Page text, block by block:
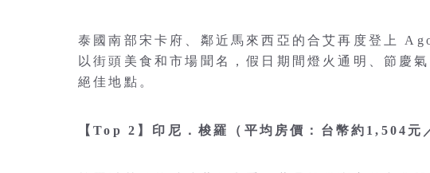
泰國南部宋卡府、鄰近馬來西亞的合艾再度登上
以街頭美食和市場聞名，假日期間燈火通明、節慶
絕佳地點。
【Top 2】印尼．梭羅（平均房價：台幣約1,504元